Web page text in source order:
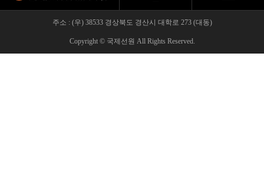
주소 : (우) 38533 경상북도 경산시 대학로 273 (대동)
Copyright © 국제선원 All Rights Reserved.